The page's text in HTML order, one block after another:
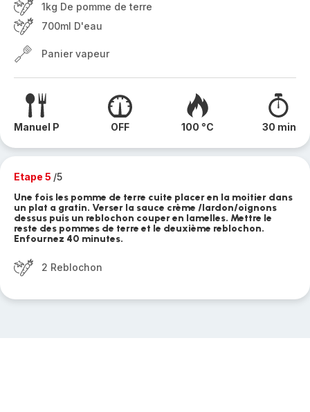
1kg De pomme de terre
700ml D'eau
Panier vapeur
Manuel P OFF 100 °C 30 min
Etape 5 /5
Une fois les pomme de terre cuite placer en la moitier dans
un plat a gratin. Verser la sauce crème /lardon/oignons
dessus puis un reblochon couper en lamelles. Mettre le
reste des pommes de terre et le deuxième reblochon.
Enfournez 40 minutes.
2 Reblochon